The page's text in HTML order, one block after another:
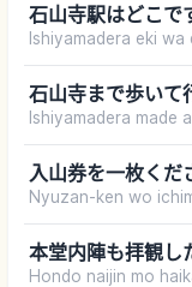
石山寺駅はどこで
Ishiyamadera eki
石山寺まで歩いて
Ishiyamadera made
入山券を一枚くだ
Nyuzan-ken wo
本堂内陣も拝観し
Hondo naijin mo